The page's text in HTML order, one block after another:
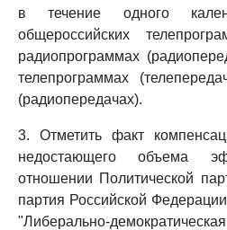
в течение одного
общероссийских
радиопрограммах
телепрограммах
(радиопередачах).
3. Отметить факт
недостающего объема
отношении Политической
партия Российской
"Либерально-